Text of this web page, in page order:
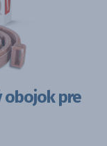
obojok pre